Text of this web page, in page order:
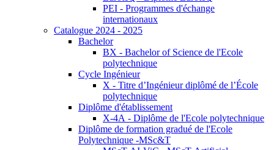
PEI - Programmes d'échange
internationaux
Catalogue 2024 - 2025
Bachelor
BX - Bachelor of Science de l'Ecole
polytechnique
Cycle Ingénieur
X - Titre d’Ingénieur diplômé de l’École
polytechnique
Diplôme d'établissement
X-4A - Diplôme de l'Ecole polytechnique
Diplôme de formation gradué de l'Ecole
Polytechnique -MSc&T